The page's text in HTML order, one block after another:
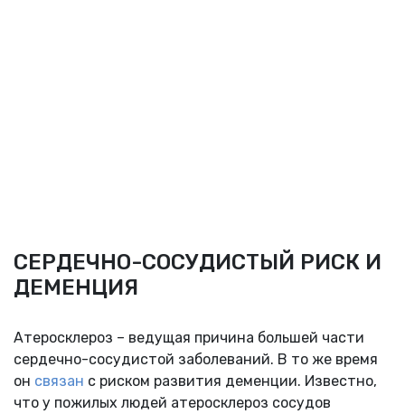
СЕРДЕЧНО-СОСУДИСТЫЙ РИСК И
ДЕМЕНЦИЯ
Атеросклероз – ведущая причина большей части
сердечно-сосудистой заболеваний. В то же время
он связан с риском развития деменции. Известно,
что у пожилых людей атеросклероз сосудов